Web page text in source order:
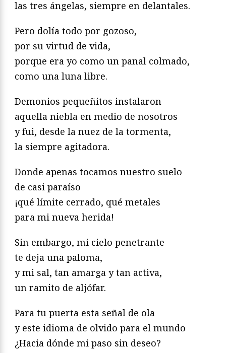
las tres ángelas, siempre en delantales.
Pero dolía todo por gozoso,
por su virtud de vida,
porque era yo como un panal colmado,
como una luna libre.
Demonios pequeñitos instalaron
aquella niebla en medio de nosotros
y fui, desde la nuez de la tormenta,
la siempre agitadora.
Donde apenas tocamos nuestro suelo
de casi paraíso
¡qué límite cerrado, qué metales
para mi nueva herida!
Sin embargo, mi cielo penetrante
te deja una paloma,
y mi sal, tan amarga y tan activa,
un ramito de aljófar.
Para tu puerta esta señal de ola
y este idioma de olvido para el mundo
¿Hacia dónde mi paso sin deseo?